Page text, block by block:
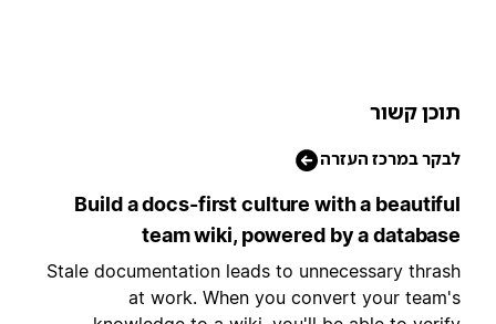
קשור
במרכז העזרה
Build a docs-first culture with a
team wiki, powered by a
Stale documentation leads to unnecessary
at work. When you convert your